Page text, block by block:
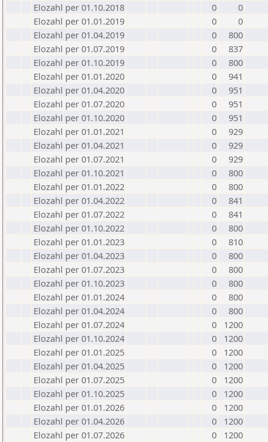
Elozahl per 01.10.2018
0
0
Elozahl per 01.01.2019
0
0
Elozahl per 01.04.2019
0
800
Elozahl per 01.07.2019
0
837
Elozahl per 01.10.2019
0
800
Elozahl per 01.01.2020
0
941
Elozahl per 01.04.2020
0
951
Elozahl per 01.07.2020
0
951
Elozahl per 01.10.2020
0
951
Elozahl per 01.01.2021
0
929
Elozahl per 01.04.2021
0
929
Elozahl per 01.07.2021
0
929
Elozahl per 01.10.2021
0
800
Elozahl per 01.01.2022
0
800
Elozahl per 01.04.2022
0
841
Elozahl per 01.07.2022
0
841
Elozahl per 01.10.2022
0
800
Elozahl per 01.01.2023
0
810
Elozahl per 01.04.2023
0
800
Elozahl per 01.07.2023
0
800
Elozahl per 01.10.2023
0
800
Elozahl per 01.01.2024
0
800
Elozahl per 01.04.2024
0
800
Elozahl per 01.07.2024
0
1200
Elozahl per 01.10.2024
0
1200
Elozahl per 01.01.2025
0
1200
Elozahl per 01.04.2025
0
1200
Elozahl per 01.07.2025
0
1200
Elozahl per 01.10.2025
0
1200
Elozahl per 01.01.2026
0
1200
Elozahl per 01.04.2026
0
1200
Elozahl per 01.07.2026
0
1200